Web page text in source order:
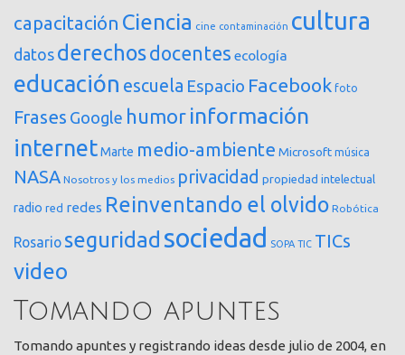
capacitación Ciencia cine contaminación cultura
datos derechosdocentes ecología
educación escuela Espacio Facebook foto
Frases Google humor información
internetMarte medio-ambiente Microsoft música
NASA Nosotros y los medios privacidad propiedad intelectual
radio red redes Reinventando el olvido Robótica
Rosario seguridad sociedad SOPA TIC TICs
video
Tomando apuntes
Tomando apuntes y registrando ideas desde julio de 2004, en